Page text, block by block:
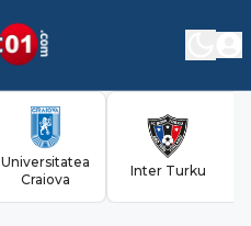
Universitatea
Craiova
Inter Turku